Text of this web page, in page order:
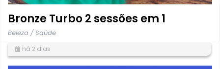
Bronze Turbo 2 sessões em 1
Beleza / Saúde
há 2 dias